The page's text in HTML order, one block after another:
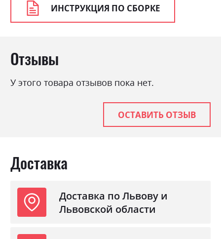
ИНСТРУКЦИЯ ПО СБОРКЕ
Отзывы
У этого товара отзывов пока нет.
ОСТАВИТЬ ОТЗЫВ
Доставка
Доставка по Львову и
Львовской области